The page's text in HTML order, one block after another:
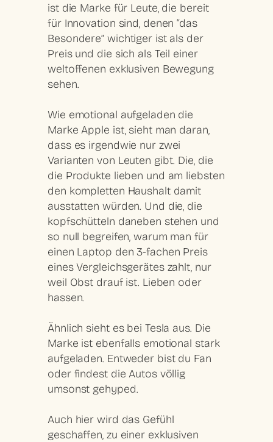
ist die Marke für Leute, die bereit
für Innovation sind, denen “das
Besondere” wichtiger ist als der
Preis und die sich als Teil einer
weltoffenen exklusiven Bewegung
sehen.
Wie emotional aufgeladen die
Marke Apple ist, sieht man daran,
dass es irgendwie nur zwei
Varianten von Leuten gibt. Die, die
die Produkte lieben und am liebsten
den kompletten Haushalt damit
ausstatten würden. Und die, die
kopfschütteln daneben stehen und
so null begreifen, warum man für
einen Laptop den 3-fachen Preis
eines Vergleichsgerätes zahlt, nur
weil Obst drauf ist. Lieben oder
hassen.
Ähnlich sieht es bei Tesla aus. Die
Marke ist ebenfalls emotional stark
aufgeladen. Entweder bist du Fan
oder findest die Autos völlig
umsonst gehyped.
Auch hier wird das Gefühl
geschaffen, zu einer exklusiven